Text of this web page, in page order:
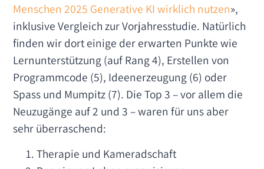
Menschen 2025 Generative KI wirklich nutzen»,
inklusive Vergleich zur Vorjahresstudie. Natürlich
finden wir dort einige der erwarten Punkte wie
Lernunterstützung (auf Rang 4), Erstellen von
Programmcode (5), Ideenerzeugung (6) oder
Spass und Mumpitz (7). Die Top 3 – vor allem die
Neuzugänge auf 2 und 3 – waren für uns aber
sehr überraschend:
Therapie und Kameradschaft